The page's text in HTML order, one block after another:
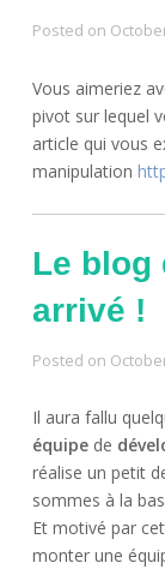
Posted on
Vous aimeriez
pivot sur lequel
article qui vous
manipulation
Le blog
arrivé !
Posted on
Il aura fallu
équipe de
réalise un petit
sommes à la
Et motivé par
monter une